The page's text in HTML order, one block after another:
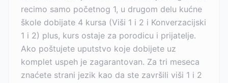
recimo samo početnog 1, u drugom delu kućne
škole dobijate 4 kursa (Viši 1 i 2 i Konverzacijski
1 i 2) plus, kurs ostaje za porodicu i prijatelje.
Ako poštujete uputstvo koje dobijete uz
komplet uspeh je zagarantovan. Za tri meseca
znaćete strani jezik kao da ste završili viši 1 i 2